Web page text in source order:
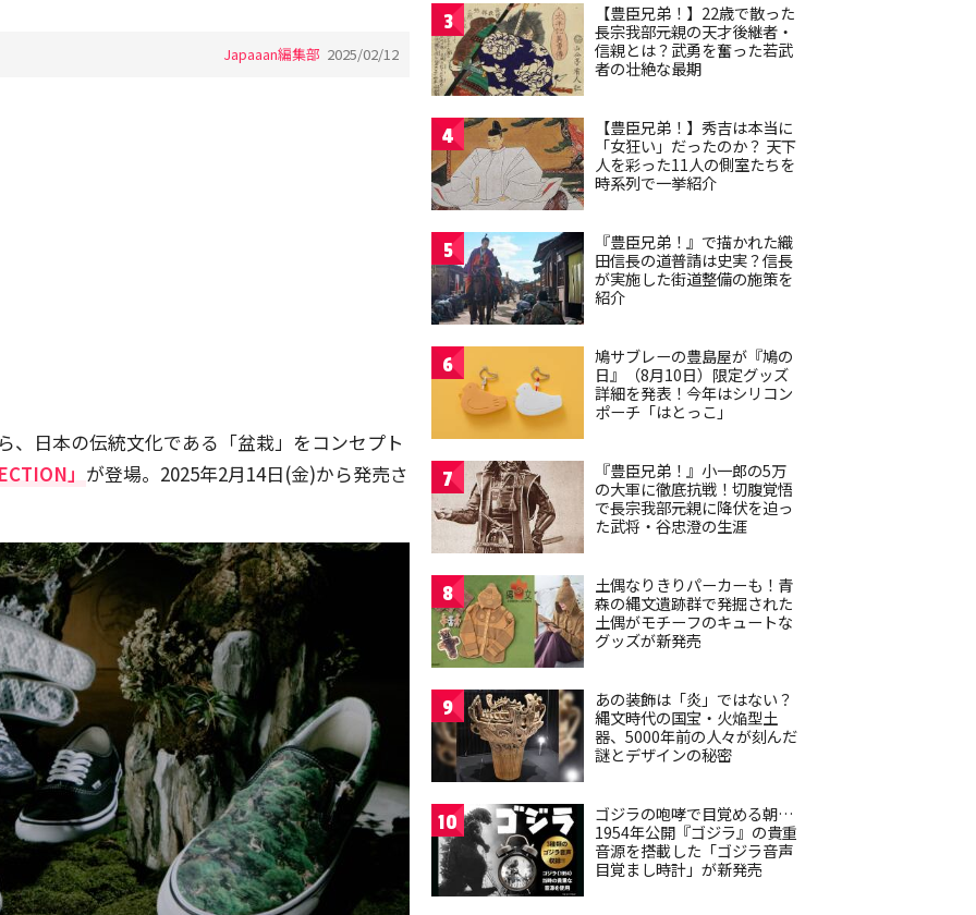
Japaaan編集部 2025/02/12
、日本の伝統文化である「盆栽」をコンセプト
」 が登場。2025年2月14日(金)から発売さ
3
【豊臣兄弟！】22歳で散った
長宗我部元親の天才後継者・
信親とは？武勇を奮った若武
者の壮絶な最期
4
【豊臣兄弟！】秀吉は本当に
「女狂い」だったのか？ 天下
人を彩った11人の側室たちを
時系列で一挙紹介
5
『豊臣兄弟！』で描かれた織
田信長の道普請は史実？信長
が実施した街道整備の施策を
紹介
6
鳩サブレーの豊島屋が『鳩の
日』（8月10日）限定グッズ
詳細を発表！今年はシリコン
ポーチ「はとっこ」
7
『豊臣兄弟！』小一郎の5万
の大軍に徹底抗戦！切腹覚悟
で長宗我部元親に降伏を迫っ
た武将・谷忠澄の生涯
8
土偶なりきりパーカーも！青
森の縄文遺跡群で発掘された
土偶がモチーフのキュートな
グッズが新発売
9
あの装飾は「炎」ではない？
縄文時代の国宝・火焔型土
器、5000年前の人々が刻んだ
謎とデザインの秘密
10
ゴジラの咆哮で目覚める朝…
1954年公開『ゴジラ』の貴重
音源を搭載した「ゴジラ音声
目覚まし時計」が新発売